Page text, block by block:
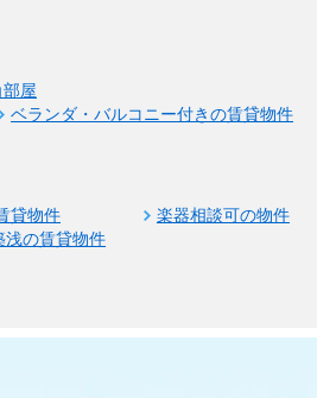
部屋
ベランダ・バルコニー付きの賃貸物件
貸物件
楽器相談可の物件
浅の賃貸物件